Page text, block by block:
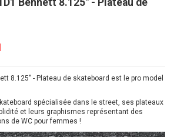
Bennett 8.125" - Plateau de
8.125" - Plateau de skateboard est le pro model
spécialisée dans le street, ses plateaux
et leurs graphismes représentant des
de WC pour femmes !